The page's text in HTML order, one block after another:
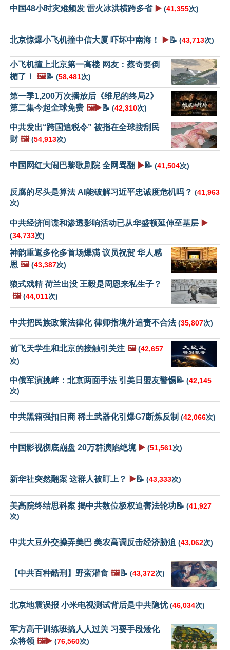
中国48小时灾难频发 雷火冰洪横跨多省 ▶️ (41,355次)
北京惊爆小飞机撞中信大厦 吓坏中南海！ ▶️📝 (43,713次)
小飞机撞上北京第一高楼 网友：蔡奇要倒
楣了！
🖼️📝 (58,481次)
第一季1,200万次播放后《维尼的终局2》
第二集今起全球免费 🖼️▶️📝 (42,310次)
中共发出“跨国追税令” 被指在全球搜刮民
财 🖼️ (54,913次)
中国网红大闹巴黎歌剧院 全网骂翻 ▶️📝 (41,504次)
反腐的尽头是算法 AI能破解习近平忠诚度危机吗？ (41,963
次)
中共经济间谍和渗透影响活动已从华盛顿延伸至基层 ▶️
(34,733次)
神韵重返多伦多首场爆满 议员祝贺 华人感
恩 🖼️ (43,387次)
狼式戏精 荷兰出没 王毅是周恩来私生子？
🖼️ (44,011次)
中共把民族政策法律化 律师指境外追责不合法(35,807次)
前飞天学生和北京的接触引关注 🖼️ (42,657
次)
中俄军演挑衅：北京两面手法 引美日盟友警惕📝 (42,145
次)
中共黑箱强扣日商 稀土武器化引爆G7断炼反制 (42,066次)
中国影视彻底崩盘 20万群演陷绝境 ▶️ (51,561次)
新华社突然翻案 这群人被盯上？ ▶️📝 (43,333次)
美高院终结思科案 揭中共数位极权迫害法轮功📝 (41,927
次)
中共大豆外交操弄美巴 美农高调反击经济胁迫 (43,062次)
【中共百种酷刑】野蛮灌食 🖼️📝 (43,372次)
北京地震误报 小米电视测试背后是中共隐忧(46,034次)
军方高干训练班搞人人过关 习耍手段矮化
众将领 🖼️▶️ (76,560次)